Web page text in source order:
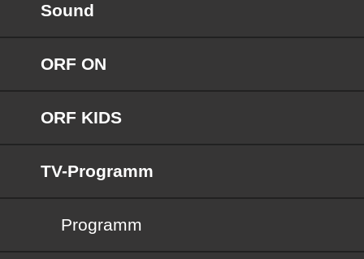
Sound
ORF ON
ORF KIDS
TV-Programm
Programm